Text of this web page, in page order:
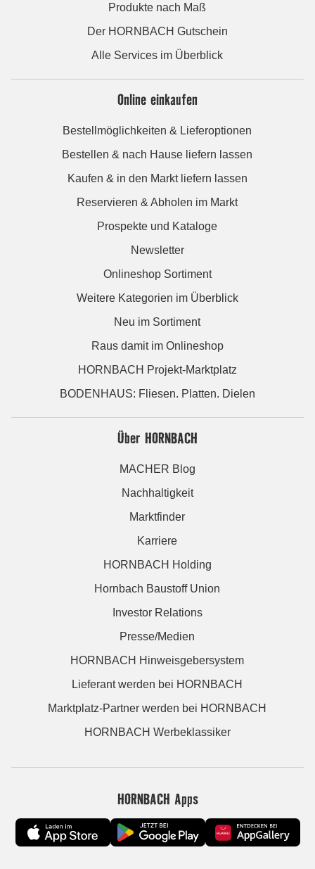
Produkte nach Maß
Der HORNBACH Gutschein
Alle Services im Überblick
Online einkaufen
Bestellmöglichkeiten & Lieferoptionen
Bestellen & nach Hause liefern lassen
Kaufen & in den Markt liefern lassen
Reservieren & Abholen im Markt
Prospekte und Kataloge
Newsletter
Onlineshop Sortiment
Weitere Kategorien im Überblick
Neu im Sortiment
Raus damit im Onlineshop
HORNBACH Projekt-Marktplatz
BODENHAUS: Fliesen. Platten. Dielen
Über HORNBACH
MACHER Blog
Nachhaltigkeit
Marktfinder
Karriere
HORNBACH Holding
Hornbach Baustoff Union
Investor Relations
Presse/Medien
HORNBACH Hinweisgebersystem
Lieferant werden bei HORNBACH
Marktplatz-Partner werden bei HORNBACH
HORNBACH Werbeklassiker
HORNBACH Apps